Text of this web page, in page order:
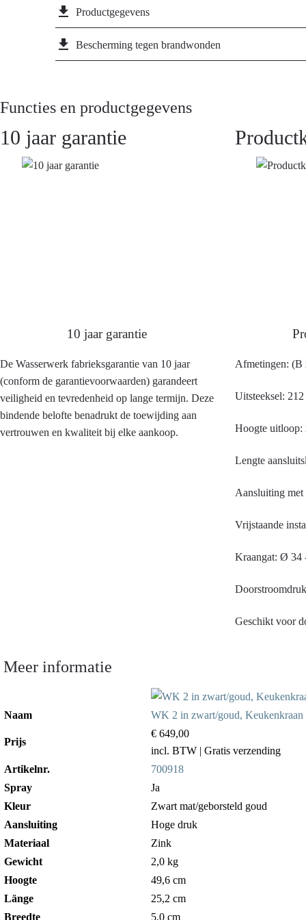
file_download Productgegevens
file_download Bescherming tegen brandwonden
Functies en productgegevens
10 jaar garantie
10 jaar garantie
De Wasserwerk fabrieksgarantie van 10 jaar
(conform de garantievoorwaarden) garandeert
veiligheid en tevredenheid op lange termijn. Deze
bindende belofte benadrukt de toewijding aan
vertrouwen en kwaliteit bij elke aankoop.
Afmetingen: (B
Uitsteeksel:
Hoogte uitloop:
Lengte
Aansluiting met
Vrijstaande
Kraangat: Ø 34
Geschikt voor
Meer informatie
Naam WK 2 in zwart/goud, Keukenkraan
Prijs
€ 649,00
incl. BTW | Gratis verzending
Artikelnr.
700918
Spray
Ja
Kleur
Zwart mat/geborsteld goud
Aansluiting
Hoge druk
Materiaal
Zink
Gewicht
2,0 kg
Hoogte
49,6 cm
Länge
25,2 cm
Breedte
5,0 cm